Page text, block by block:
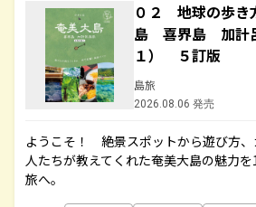
０２ 地球の歩
島 喜界島 加計
１） ５訂版
島旅
2026.08.06 発売
ようこそ！ 絶景スポットから遊び方、
人たちが教えてくれた奄美大島の魅力
旅へ。